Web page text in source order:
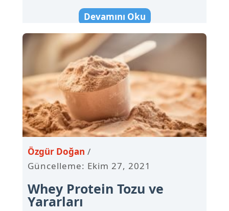
Devamını Oku
Whey Protein Tozu ve
Yararları
Güncelleme: Ekim 27, 2021
Özgür Doğan